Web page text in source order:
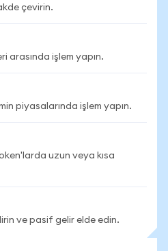
çevirin.
arasında işlem yapın.
piyasalarında işlem yapın.
uzun veya kısa
ve pasif gelir elde edin.